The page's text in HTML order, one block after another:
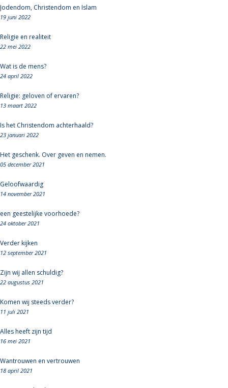
Jodendom, Christendom en Islam
19 juni 2022
Religie en realiteit
22 mei 2022
Wat is de mens?
24 april 2022
Religie: geloven of ervaren?
13 maart 2022
Is het Christendom achterhaald?
23 januari 2022
Het geschenk. Over geven en nemen.
05 december 2021
Geloofwaardig
14 november 2021
een geestelijke voorhoede?
24 oktober 2021
Verder kijken
12 september 2021
Zijn wij allen schuldig?
22 augustus 2021
Komen wij steeds verder?
11 juli 2021
Alles heeft zijn tijd
16 mei 2021
Wantrouwen en vertrouwen
18 april 2021